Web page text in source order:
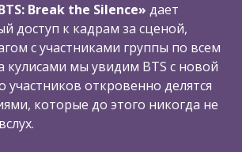
Break the Silence» дает
доступ к кадрам за сценой,
с участниками группы по всем
кулисами мы увидим BTS c новой
участников откровенно делятся
которые до этого никогда не